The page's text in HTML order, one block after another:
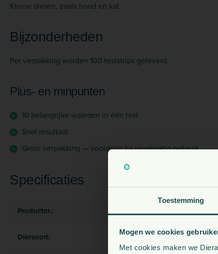
Toestemming
Mogen we cookies
Met cookies maken we
Kleine dieren, zoals hond en kat.
Bijzonderheden
Per verpakking worden 100 teststrips geleverd.
Plus- en minpunten
10 belangrijke waarden in één test
Snel resultaat
Grote verpakking — voordelig bij regelmatig gebruik
Specificaties
Productnr.:
Diersoort: Hond,